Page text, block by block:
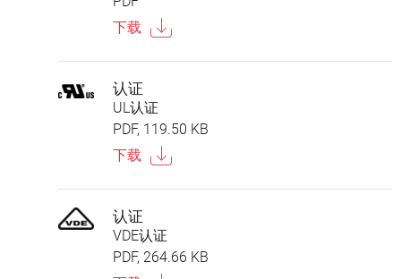
下载
认证
UL认证
PDF, 119.50 KB
下载
认证
VDE认证
PDF, 264.66 KB